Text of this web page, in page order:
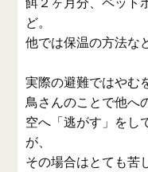
ど。
他では保温の方法な
実際の避難ではやむ
鳥さんのことで他へ
空へ「逃がす」をし
が、
その場合はとても苦